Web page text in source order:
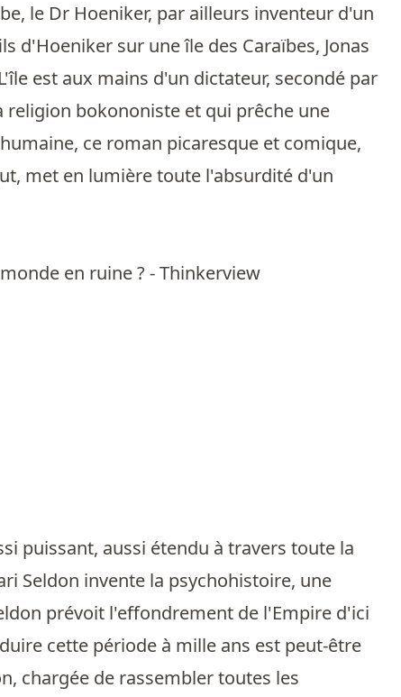
le Dr Hoeniker, par ailleurs inventeur d'un
d'Hoeniker sur une île des Caraïbes, Jonas
est aux mains d'un dictateur, secondé par
bokononiste et qui prêche une
ce roman picaresque et comique,
met en lumière toute l'absurdité d'un
en ruine ? - Thinkerview
puissant, aussi étendu à travers toute la
Seldon invente la psychohistoire, une
prévoit l'effondrement de l'Empire d'ici
cette période à mille ans est peut-être
chargée de rassembler toutes les